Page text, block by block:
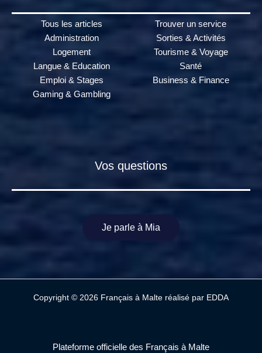
Tous les articles
Administration
Logement
Langue & Education
Emploi & Stages
Gaming & Gambling
Trouver un service
Sorties & Activités
Tourisme & Voyage
Santé
Business & Finance
Vos questions
Je parle à Mia
Copyright © 2026 Français à Malte réalisé par EDDA
Plateforme officielle des Français à Malte